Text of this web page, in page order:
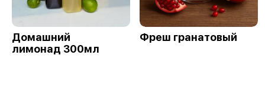
Домашний
лимонад 300мл
Фреш гранатовый